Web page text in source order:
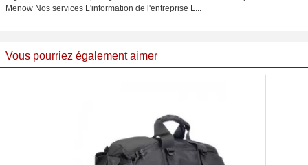
Menow Nos services L'information de l'entreprise L...
Vous pourriez également aimer